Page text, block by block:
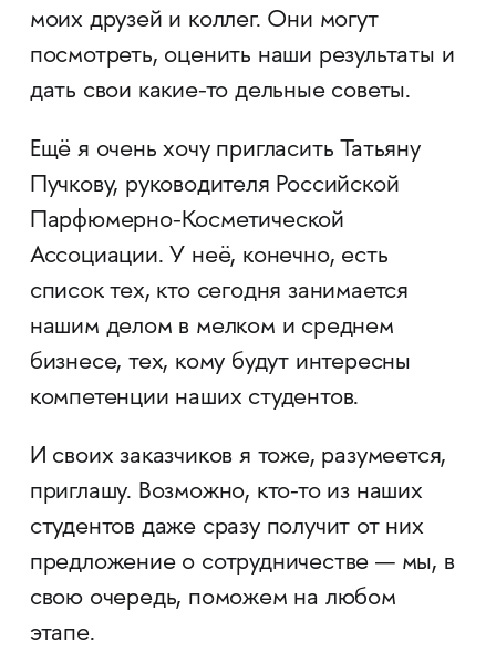
моих друзей и коллег. Они могут
посмотреть, оценить наши результаты и
дать свои какие-то дельные советы.
Ещё я очень хочу пригласить Татьяну
Пучкову, руководителя Российской
Парфюмерно-Косметической
Ассоциации. У неё, конечно, есть
список тех, кто сегодня занимается
нашим делом в мелком и среднем
бизнесе, тех, кому будут интересны
компетенции наших студентов.
И своих заказчиков я тоже, разумеется,
приглашу. Возможно, кто-то из наших
студентов даже сразу получит от них
предложение о сотрудничестве — мы, в
свою очередь, поможем на любом
этапе.